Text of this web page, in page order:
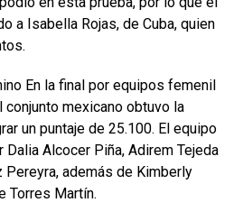
a Isabella Rojas, de Cuba, quien
En la final por equipos femenil
mexicano obtuvo la
un puntaje de 25.100. El equipo
Alcocer Piña, Adirem Tejeda
Pereyra, además de Kimberly
Torres Martín.